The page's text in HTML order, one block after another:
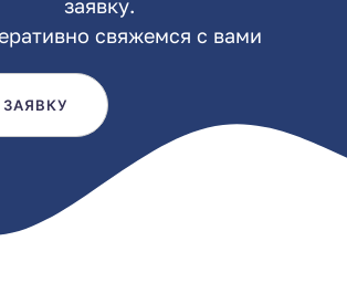
заявку.
свяжемся с вами